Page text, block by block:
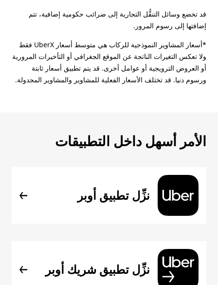
قد تخضع وسائل التنقُّل التجارية إلى ضرائب حكومية إضافية، تتم
إضافتها إلى رسوم المرور.
*أسعار المشاوير النموذجية للركاب هي متوسط أسعار UberX فقط
ولا تعكس التغيرات الناتجة عن الموقع الجغرافي أو التأخيرات المرورية
أو العروض الترويجية أو عوامل أخرى. قد يتم تطبيق أسعار ثابتة
ورسوم دنيا. قد تختلف الأسعار الفعلية للمشاوير والمشاوير المجدولة.
الأمر أسهل داخل التطبيقات
نزِّل تطبيق أوبر
نزِّل تطبيق شريك أوبر